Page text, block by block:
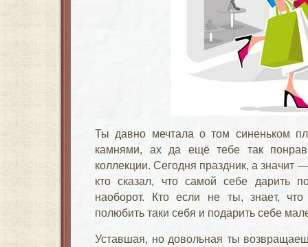
Ты давно мечтала о том синеньком
камнями, ах да ещё тебе так
коллекции. Сегодня праздник, а значит
кто сказал, что самой себе дарить
наоборот. Кто если не ты, знает,
полюбить таки себя и подарить себе
Уставшая, но довольная ты